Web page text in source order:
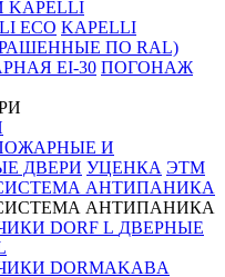
ECO KAPELLI
ПО RAL)
EI-30 ПОГОНАЖ
И
ДВЕРИ УЦЕНКА ЭТМ
АНТИПАНИКА
АНТИПАНИКА
ДВЕРНЫЕ